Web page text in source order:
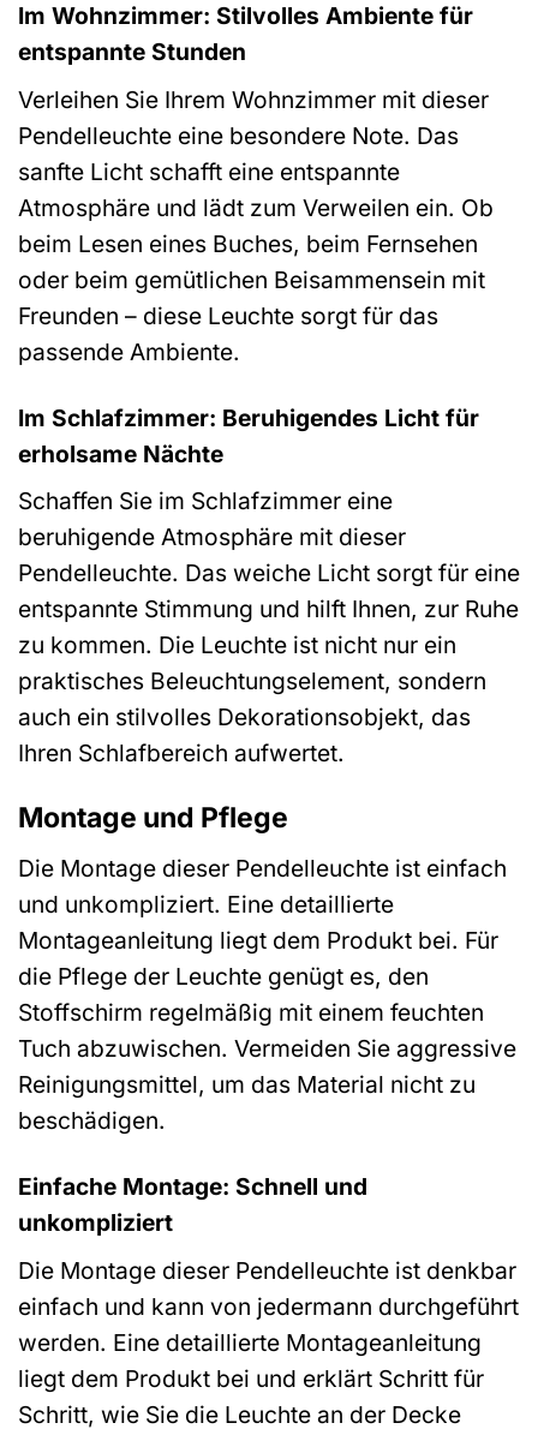
Im Wohnzimmer: Stilvolles Ambiente für
entspannte Stunden
Verleihen Sie Ihrem Wohnzimmer mit dieser
Pendelleuchte eine besondere Note. Das
sanfte Licht schafft eine entspannte
Atmosphäre und lädt zum Verweilen ein. Ob
beim Lesen eines Buches, beim Fernsehen
oder beim gemütlichen Beisammensein mit
Freunden – diese Leuchte sorgt für das
passende Ambiente.
Im Schlafzimmer: Beruhigendes Licht für
erholsame Nächte
Schaffen Sie im Schlafzimmer eine
beruhigende Atmosphäre mit dieser
Pendelleuchte. Das weiche Licht sorgt für eine
entspannte Stimmung und hilft Ihnen, zur Ruhe
zu kommen. Die Leuchte ist nicht nur ein
praktisches Beleuchtungselement, sondern
auch ein stilvolles Dekorationsobjekt, das
Ihren Schlafbereich aufwertet.
Montage und Pflege
Die Montage dieser Pendelleuchte ist einfach
und unkompliziert. Eine detaillierte
Montageanleitung liegt dem Produkt bei. Für
die Pflege der Leuchte genügt es, den
Stoffschirm regelmäßig mit einem feuchten
Tuch abzuwischen. Vermeiden Sie aggressive
Reinigungsmittel, um das Material nicht zu
beschädigen.
Einfache Montage: Schnell und
unkompliziert
Die Montage dieser Pendelleuchte ist denkbar
einfach und kann von jedermann durchgeführt
werden. Eine detaillierte Montageanleitung
liegt dem Produkt bei und erklärt Schritt für
Schritt, wie Sie die Leuchte an der Decke